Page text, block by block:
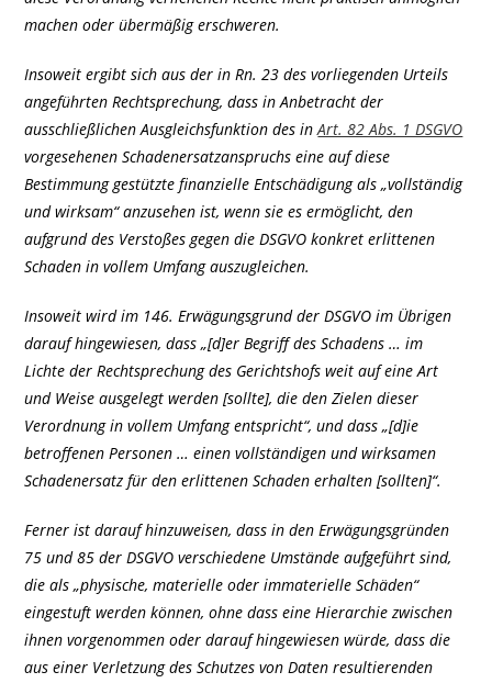
machen oder übermäßig erschweren.
Insoweit ergibt sich aus der in Rn. 23 des vorliegenden Urteils
angeführten Rechtsprechung, dass in Anbetracht der
ausschließlichen Ausgleichsfunktion des inArt. 82 Abs. 1 DSGVO
vorgesehenen Schadenersatzanspruchs eine auf diese
Bestimmung gestützte finanzielle Entschädigung als „vollständig
und wirksam“ anzusehen ist, wenn sie es ermöglicht, den
aufgrund des Verstoßes gegen die DSGVO konkret erlittenen
Schaden in vollem Umfang auszugleichen.
Insoweit wird im 146. Erwägungsgrund der DSGVO im Übrigen
darauf hingewiesen, dass „[d]er Begriff des Schadens … im
Lichte der Rechtsprechung des Gerichtshofs weit auf eine Art
und Weise ausgelegt werden [sollte], die den Zielen dieser
Verordnung in vollem Umfang entspricht“, und dass „[d]ie
betroffenen Personen … einen vollständigen und wirksamen
Schadenersatz für den erlittenen Schaden erhalten [sollten]“.
Ferner ist darauf hinzuweisen, dass in den Erwägungsgründen
75 und 85 der DSGVO verschiedene Umstände aufgeführt sind,
die als „physische, materielle oder immaterielle Schäden“
eingestuft werden können, ohne dass eine Hierarchie zwischen
ihnen vorgenommen oder darauf hingewiesen würde, dass die
aus einer Verletzung des Schutzes von Daten resultierenden